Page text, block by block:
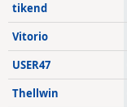
tikend
Vitorio
USER47
Thellwin